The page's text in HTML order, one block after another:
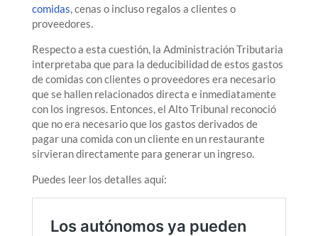
comidas, cenas o incluso regalos a clientes o
proveedores.
Respecto a esta cuestión, la Administración Tributaria
interpretaba que para la deducibilidad de estos gastos
de comidas con clientes o proveedores era necesario
que se hallen relacionados directa e inmediatamente
con los ingresos. Entonces, el Alto Tribunal reconoció
que no era necesario que los gastos derivados de
pagar una comida con un cliente en un restaurante
sirvieran directamente para generar un ingreso.
Puedes leer los detalles aquí: